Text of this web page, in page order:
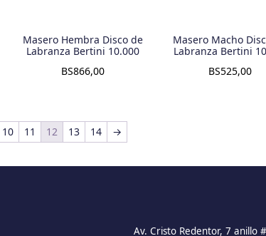
Masero Hembra Disco de
Labranza Bertini 10.000
BS866,00
Masero Macho
Labranza Bertini
BS525,00
10 11 12 13 14 →
Av. Cristo Redentor, 7 anillo